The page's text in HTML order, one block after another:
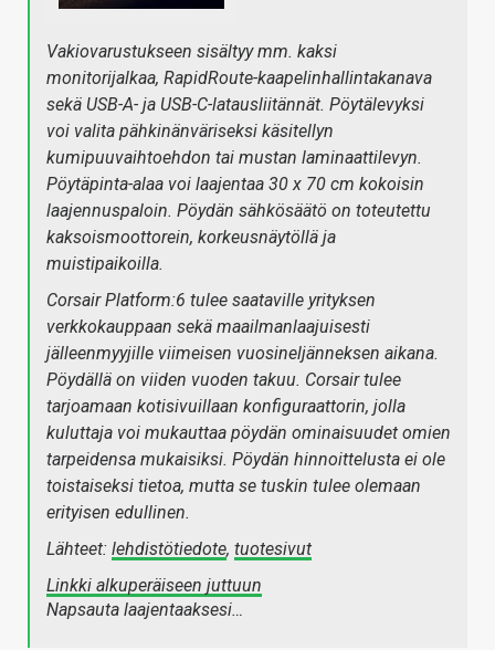
Vakiovarustukseen sisältyy mm. kaksi
monitorijalkaa, RapidRoute-kaapelinhallintakanava
sekä USB-A- ja USB-C-latausliitännät. Pöytälevyksi
voi valita pähkinänväriseksi käsitellyn
kumipuuvaihtoehdon tai mustan laminaattilevyn.
Pöytäpinta-alaa voi laajentaa 30 x 70 cm kokoisin
laajennuspaloin. Pöydän sähkösäätö on toteutettu
kaksoismoottorein, korkeusnäytöllä ja
muistipaikoilla.
Corsair Platform:6 tulee saataville yrityksen
verkkokauppaan sekä maailmanlaajuisesti
jälleenmyyjille viimeisen vuosineljänneksen aikana.
Pöydällä on viiden vuoden takuu. Corsair tulee
tarjoamaan kotisivuillaan konfiguraattorin, jolla
kuluttaja voi mukauttaa pöydän ominaisuudet omien
tarpeidensa mukaisiksi. Pöydän hinnoittelusta ei ole
toistaiseksi tietoa, mutta se tuskin tulee olemaan
erityisen edullinen.
Lähteet: lehdistötiedote, tuotesivut
Linkki alkuperäiseen juttuun
Napsauta laajentaaksesi…